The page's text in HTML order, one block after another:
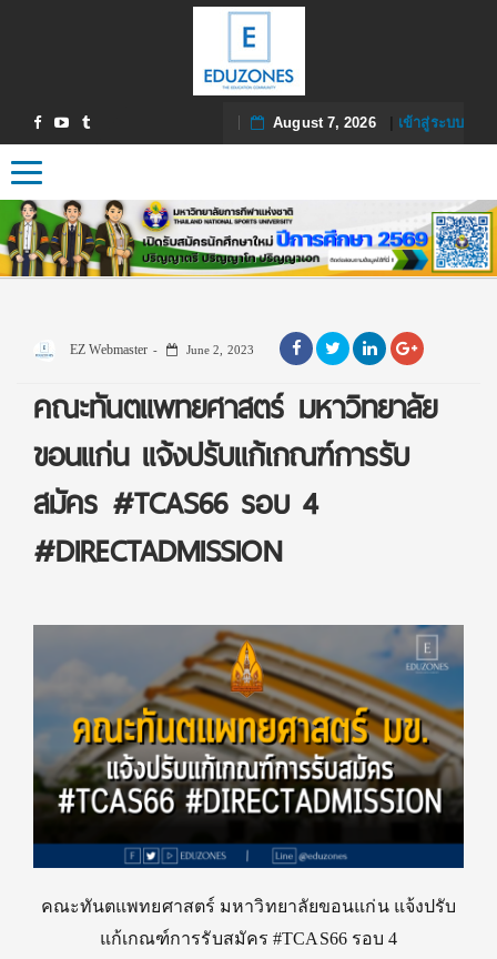
August 7, 2026| เข้าสู่ระบบ
Toggle navigation
EZ Webmaster June 2, 2023
คณะทันตแพทยศาสตร์ มหาวิทยาลัย
ขอนแก่น แจ้งปรับแก้เกณฑ์การรับ
สมัคร #TCAS66 รอบ 4
#DIRECTADMISSION
คณะทันตแพทยศาสตร์ มหาวิทยาลัยขอนแก่น แจ้งปรับ
แก้เกณฑ์การรับสมัคร #TCAS66 รอบ 4